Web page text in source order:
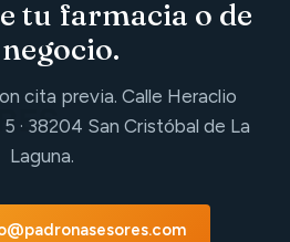
tu farmacia o de
cita previa. Calle Heraclio
· 38204 San Cristóbal de La
Laguna.